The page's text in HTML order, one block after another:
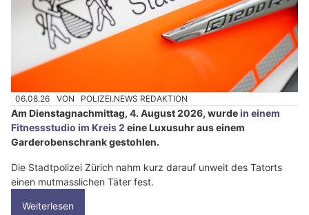
06.08.26 VON POLIZEI.NEWS REDAKTION
Am Dienstagnachmittag, 4. August 2026, wurdein einem
Fitnessstudio im Kreis 2 eine Luxusuhr aus einem
Garderobenschrank gestohlen.
Die Stadtpolizei Zürich nahm kurz darauf unweit des Tatorts
einen mutmasslichen Täter fest.
Weiterlesen